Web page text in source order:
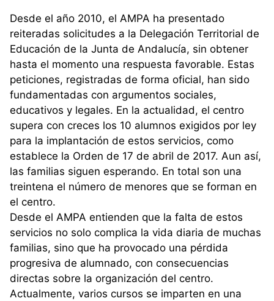
Desde el año 2010, el AMPA ha presentado
reiteradas solicitudes a la Delegación Territorial de
Educación de la Junta de Andalucía, sin obtener
hasta el momento una respuesta favorable. Estas
peticiones, registradas de forma oficial, han sido
fundamentadas con argumentos sociales,
educativos y legales. En la actualidad, el centro
supera con creces los 10 alumnos exigidos por ley
para la implantación de estos servicios, como
establece la Orden de 17 de abril de 2017. Aun así,
las familias siguen esperando. En total son una
treintena el número de menores que se forman en
el centro.
Desde el AMPA entienden que la falta de estos
servicios no solo complica la vida diaria de muchas
familias, sino que ha provocado una pérdida
progresiva de alumnado, con consecuencias
directas sobre la organización del centro.
Actualmente, varios cursos se imparten en una